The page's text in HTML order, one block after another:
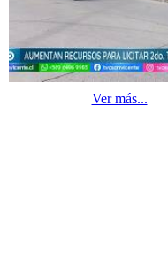
Ver más...